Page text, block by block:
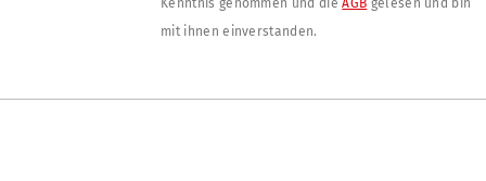
Kenntnis genommen und dieAGB gelesen und bin
mit ihnen einverstanden.